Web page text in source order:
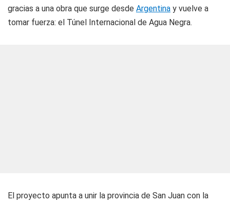
gracias a una obra que surge desde Argentina y vuelve a
tomar fuerza: el Túnel Internacional de Agua Negra.
El proyecto apunta a unir la provincia de San Juan con la